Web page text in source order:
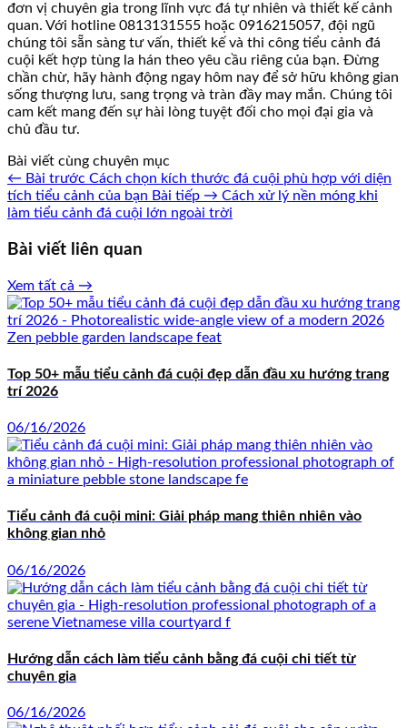
đơn vị chuyên gia trong lĩnh vực đá tự nhiên và thiết kế cảnh
quan. Với hotline 0813131555 hoặc 0916215057, đội ngũ
chúng tôi sẵn sàng tư vấn, thiết kế và thi công tiểu cảnh đá
cuội kết hợp tùng la hán theo yêu cầu riêng của bạn. Đừng
chần chừ, hãy hành động ngay hôm nay để sở hữu không gian
sống thượng lưu, sang trọng và tràn đầy may mắn. Chúng tôi
cam kết mang đến sự hài lòng tuyệt đối cho mọi đại gia và
chủ đầu tư.
Bài viết cùng chuyên mục
← Bài trước Cách chọn kích thước đá cuội phù hợp với diện
tích tiểu cảnh của bạn Bài tiếp → Cách xử lý nền móng khi
làm tiểu cảnh đá cuội lớn ngoài trời
Bài viết liên quan
Xem tất cả →
Top 50+ mẫu tiểu cảnh đá cuội đẹp dẫn đầu xu hướng trang
trí 2026
06/16/2026
Tiểu cảnh đá cuội mini: Giải pháp mang thiên nhiên vào
không gian nhỏ
06/16/2026
Hướng dẫn cách làm tiểu cảnh bằng đá cuội chi tiết từ
chuyên gia
06/16/2026